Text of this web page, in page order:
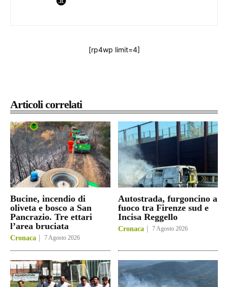
Articoli correlati
Bucine, incendio di
oliveta e bosco a San
Pancrazio. Tre ettari
l’area bruciata
Cronaca 7 Agosto 2026
Autostrada, furgoncino a
fuoco tra Firenze sud e
Incisa Reggello
Cronaca 7 Agosto 2026
[rp4wp limit=4]